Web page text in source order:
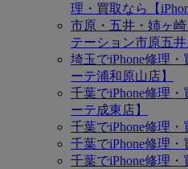
理・買取なら【
市原・五井・姉ヶ崎
テーション市原五井
埼玉でiPhone修理
ーテ浦和原山店】
千葉でiPhone修理
ーテ成東店】
千葉でiPhone修理・
千葉でiPhone修理・
千葉でiPhone修理・